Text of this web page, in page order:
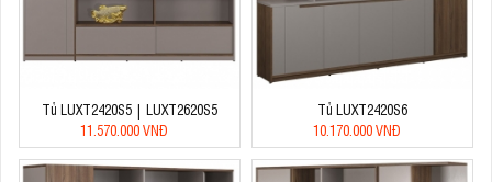
Tủ LUXT2420S5 | LUXT2620S5
11.570.000 VNĐ
Tủ LUXT2420S6
10.170.000 VNĐ